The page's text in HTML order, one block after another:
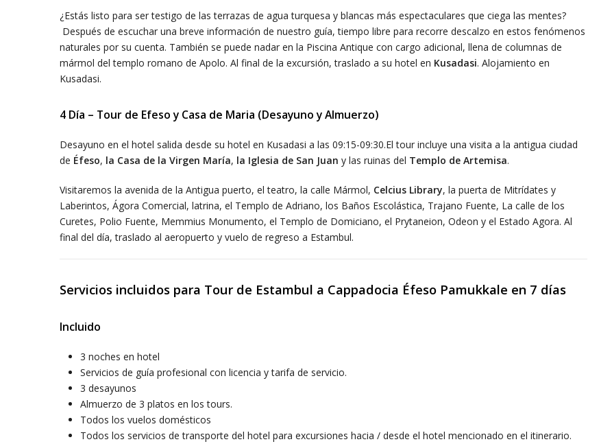
¿Estás listo para ser testigo de las terrazas de agua turquesa y blancas más espectaculares que ciega las mentes?
Después de escuchar una breve información de nuestro guía, tiempo libre para recorre descalzo en estos fenómenos
naturales por su cuenta. También se puede nadar en la Piscina Antique con cargo adicional, llena de columnas de
mármol del templo romano de Apolo. Al final de la excursión, traslado a su hotel en Kusadasi. Alojamiento en
Kusadasi.
4 Día – Tour de Efeso y Casa de Maria (Desayuno y Almuerzo)
Desayuno en el hotel salida desde su hotel en Kusadasi a las 09:15-09:30.El tour incluye una visita a la antigua ciudad
de Éfeso, la Casa de la Virgen María, la Iglesia de San Juan y las ruinas del Templo de Artemisa.
Visitaremos la avenida de la Antigua puerto, el teatro, la calle Mármol, Celcius Library, la puerta de Mitrídates y
Laberintos, Ágora Comercial, latrina, el Templo de Adriano, los Baños Escolástica, Trajano Fuente, La calle de los
Curetes, Polio Fuente, Memmius Monumento, el Templo de Domiciano, el Prytaneion, Odeon y el Estado Agora. Al
final del día, traslado al aeropuerto y vuelo de regreso a Estambul.
Servicios incluidos para Tour de Estambul a Cappadocia Éfeso Pamukkale en 7 días
Incluido
3 noches en hotel
Servicios de guía profesional con licencia y tarifa de servicio.
3 desayunos
Almuerzo de 3 platos en los tours.
Todos los vuelos domésticos
Todos los servicios de transporte del hotel para excursiones hacia / desde el hotel mencionado en el itinerario.